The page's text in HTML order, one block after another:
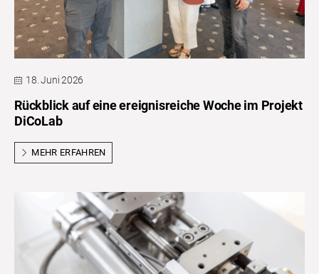
18. Juni 2026
Rückblick auf eine ereignisreiche Woche im Projekt
DiCoLab
MEHR ERFAHREN